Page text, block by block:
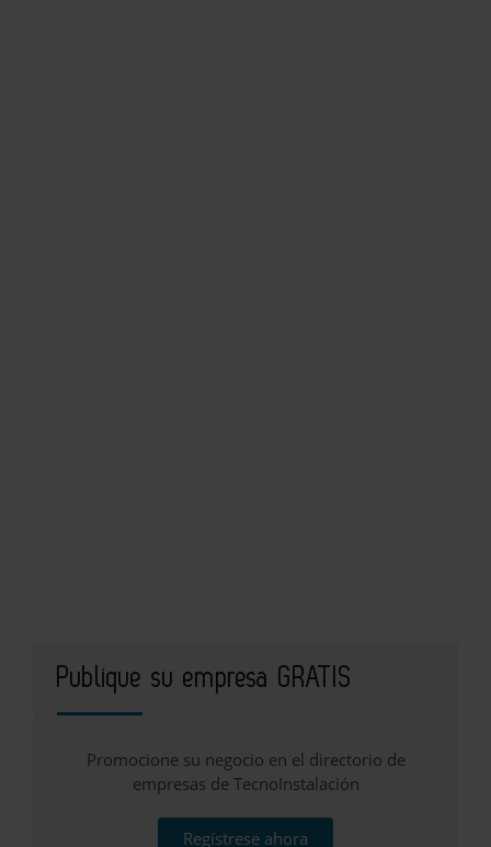
Publique su empresa GRATIS
Promocione su negocio en el directorio de
empresas de TecnoInstalación
Regístrese ahora